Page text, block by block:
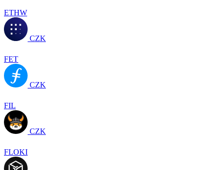
ETHW
CZK
FET
CZK
FIL
CZK
FLOKI